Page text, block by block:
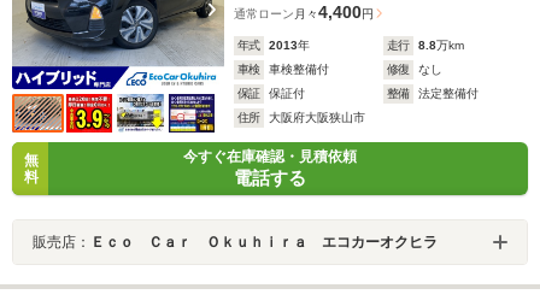
通常ローン 月々4,400円
年式 2013年 走行 8.8万km
車検
車検整備付 修復
なし
保証
保証付 整備
法定整備付
住所
大阪府大阪狭山市
無
料
今すぐ在庫確認・見積依頼
電話する
販売店： Ｅｃｏ Ｃａｒ Ｏｋｕｈｉｒａ エコカーオクヒラ